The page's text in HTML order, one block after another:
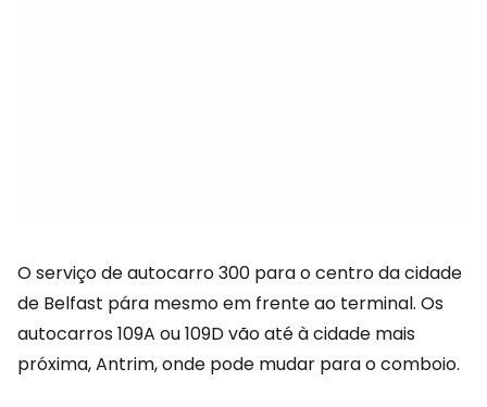
O serviço de autocarro 300 para o centro da cidade
de Belfast pára mesmo em frente ao terminal. Os
autocarros 109A ou 109D vão até à cidade mais
próxima, Antrim, onde pode mudar para o comboio.